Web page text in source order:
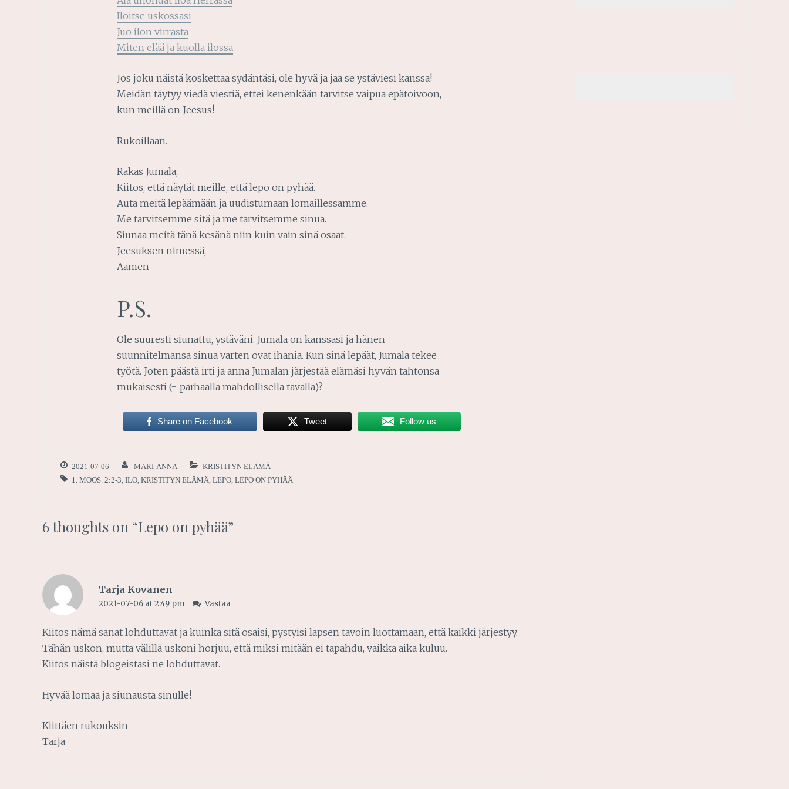
Iloitse uskossasi
Juo ilon virrasta
Miten elää ja kuolla ilossa
Jos joku näistä koskettaa sydäntäsi, ole hyvä ja jaa se ystäviesi kanssa!
Meidän täytyy viedä viestiä, ettei kenenkään tarvitse vaipua epätoivoon,
kun meillä on Jeesus!
Rukoillaan.
Rakas Jumala,
Kiitos, että näytät meille, että lepo on pyhää.
Auta meitä lepäämään ja uudistumaan lomaillessamme.
Me tarvitsemme sitä ja me tarvitsemme sinua.
Siunaa meitä tänä kesänä niin kuin vain sinä osaat.
Jeesuksen nimessä,
Aamen
P.S.
Ole suuresti siunattu, ystäväni. Jumala on kanssasi ja hänen
suunnitelmansa sinua varten ovat ihania. Kun sinä lepäät, Jumala tekee
työtä. Joten päästä irti ja anna Jumalan järjestää elämäsi hyvän tahtonsa
mukaisesti (= parhaalla mahdollisella tavalla)?
Share on Facebook Tweet Follow us
2021-07-06 MARI-ANNA
KRISTITYN ELÄMÄ
1. MOOS. 2:2-3 ILO KRISTITYN ELÄMÄ LEPO LEPO ON PYHÄÄ
6 thoughts on “Lepo on pyhää”
Tarja Kovanen
2021-07-06 at 2:49 pm Vastaa
Kiitos nämä sanat lohduttavat ja kuinka sitä osaisi, pystyisi lapsen tavoin luottamaan, että kaikki järjestyy.
Tähän uskon, mutta välillä uskoni horjuu, että miksi mitään ei tapahdu, vaikka aika kuluu.
Kiitos näistä blogeistasi ne lohduttavat.
Hyvää lomaa ja siunausta sinulle!
Kiittäen rukouksin
Tarja